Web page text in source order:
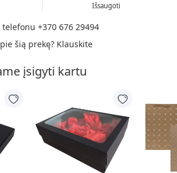
Išsaugoti
telefonu +370 676 29494
šią prekę? Klauskite
įsigyti kartu